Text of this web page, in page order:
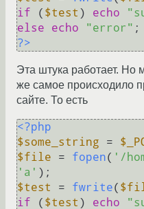
if ( $test ) echo
else
echo "error"
?>
Эта штука работает. Но
же самое происходило
сайте. То есть
<?php
$some_string =
$file = fopen( '/
'a'
$test
= fwrite(
if ( $test ) echo